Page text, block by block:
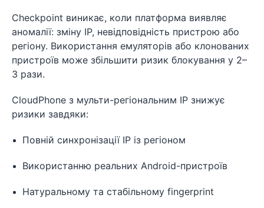
Checkpoint виникає, коли платформа виявляє
аномалії: зміну IP, невідповідність пристрою або
регіону. Використання емуляторів або клонованих
пристроїв може збільшити ризик блокування у 2–
3 рази.
CloudPhone з мульти-регіональним IP знижує
ризики завдяки:
Повній синхронізації IP із регіоном
Використанню реальних Android-пристроїв
Натуральному та стабільному fingerprint